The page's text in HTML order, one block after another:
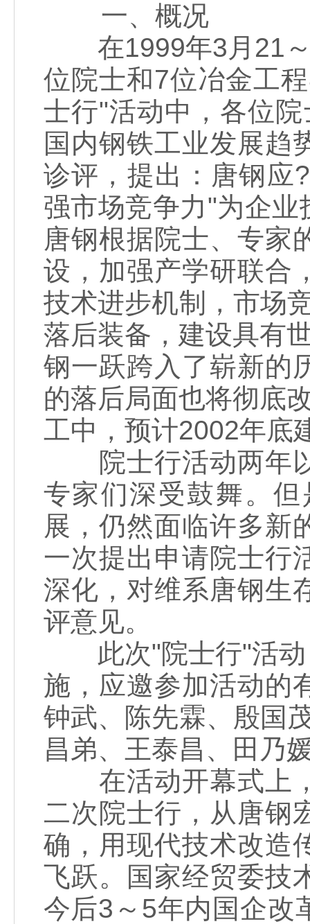
一、概况
在1999年3月21～
位院士和7位冶金工
士行"活动中，各位
国内钢铁工业发展趋
诊评，提出：唐钢应
强市场竞争力"为企
唐钢根据院士、专家
设，加强产学研联合
技术进步机制，市场
落后装备，建设具有
钢一跃跨入了崭新的
的落后局面也将彻底
工中，预计2002年底
院士行活动两年以
专家们深受鼓舞。
展，仍然面临许多新
一次提出申请院士行
深化，对维系唐钢生
评意见。
此次"院士行"活动
施，应邀参加活动的
钟武、陈先霖、殷国
昌弟、王泰昌、田乃
在活动开幕式上，
二次院士行，从唐钢
确，用现代技术改造
飞跃。国家经贸委技
今后3～5年内国企改